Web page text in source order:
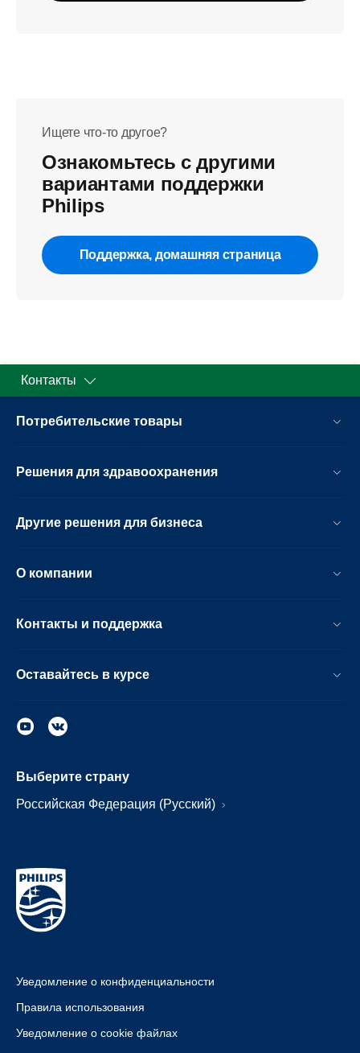
Ищете что-то другое?
Ознакомьтесь с другими
вариантами поддержки
Philips
Поддержка, домашняя страница
Контакты
Потребительские товары
Решения для здравоохранения
Другие решения для бизнеса
О компании
Контакты и поддержка
Оставайтесь в курсе
Выберите страну
Российская Федерация (Русский)
Уведомление о конфиденциальности
Правила использования
Уведомление о cookie файлах